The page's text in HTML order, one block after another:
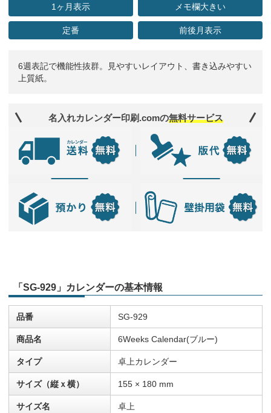
1ヶ月表示 メモ欄大きい
定番 前後月表示
6週表記で機能性抜群。見やすいレイアウト、書き込みやすい
上質紙。
名入れカレンダー印刷.comの無料サービス
「SG-929」カレンダーの基本情報
品番 SG-929
商品名 6Weeks Calendar(ブルー)
タイプ 卓上カレンダー
サイズ（縦ｘ横） 155 × 180 mm
サイズ名 卓上